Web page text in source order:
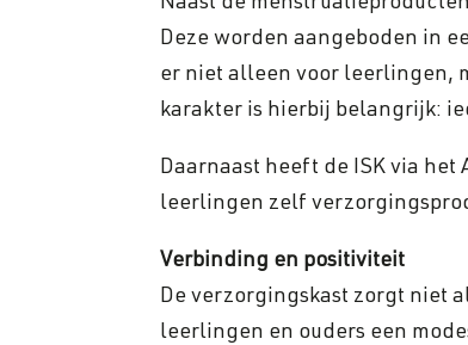
Deze worden aangeboden in
er niet alleen voor leerlingen,
karakter is hierbij belangrijk:
Daarnaast heeft de ISK via
leerlingen zelf
Verbinding en positiviteit
De verzorgingskast zorgt niet
leerlingen en ouders een